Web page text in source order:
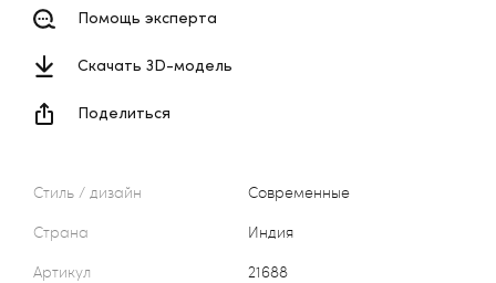
Стиль / дизайн
Современные
Страна
Индия
Артикул
21688
Помощь эксперта
Скачать 3D-модель
Поделиться